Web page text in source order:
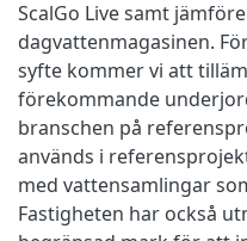
ScalGo Live samt
dagvattenmagasinen.
syfte kommer vi att
förekommande
branschen på
används i
med vattensamlingar
Fastigheten har också